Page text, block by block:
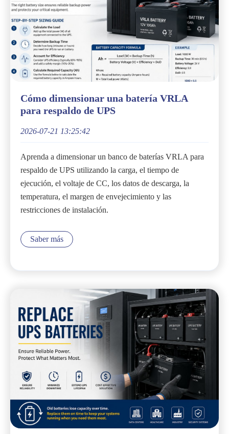
Cómo dimensionar una batería VRLA
para respaldo de UPS
2026-07-21 13:25:42
Aprenda a dimensionar un banco de baterías VRLA para
respaldo de UPS utilizando la carga, el tiempo de
ejecución, el voltaje de CC, los datos de descarga, la
temperatura, el margen de envejecimiento y las
restricciones de instalación.
Saber más